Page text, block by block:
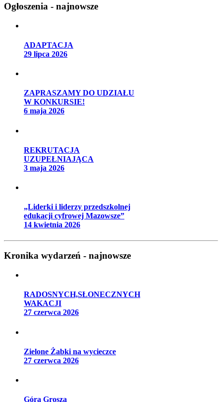
Ogłoszenia - najnowsze
ADAPTACJA
29 lipca 2026
ZAPRASZAMY DO UDZIAŁU
W KONKURSIE!
6 maja 2026
REKRUTACJA
UZUPEŁNIAJĄCA
3 maja 2026
„Liderki i liderzy przedszkolnej
edukacji cyfrowej Mazowsze”
14 kwietnia 2026
Kronika wydarzeń - najnowsze
RADOSNYCH,SŁONECZNYCH
WAKACJI
27 czerwca 2026
Zielone Żabki na wycieczce
27 czerwca 2026
Góra Grosza